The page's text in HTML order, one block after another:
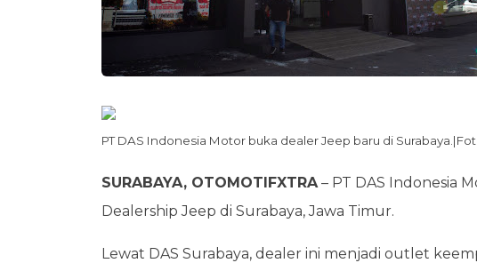
PT DAS Indonesia Motor buka dealer Jeep baru di
SURABAYA, OTOMOTIFXTRA– PT DAS Indonesia
Dealership Jeep di Surabaya, Jawa Timur.
Lewat DAS Surabaya, dealer ini menjadi outlet